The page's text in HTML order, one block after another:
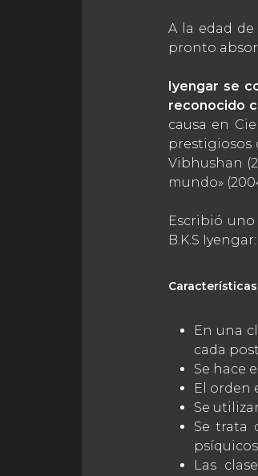
A la edad
pronto
Iyengar se
reconocido
causa en
prestigiosos
Vibhushan
mundo»
Escribió
B.K.S
En una
cada
Se hace
El orden
Se
Se trata
psíquicos
Las